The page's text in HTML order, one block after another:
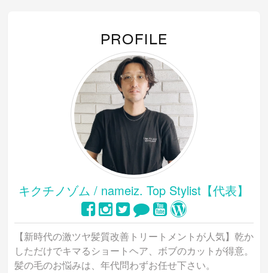
PROFILE
キクチノゾム / nameiz. Top Stylist【代表】
【新時代の激ツヤ髪質改善トリートメントが人気】乾か
しただけでキマるショートヘア、ボブのカットが得意。
髪の毛のお悩みは、年代問わずお任せ下さい。